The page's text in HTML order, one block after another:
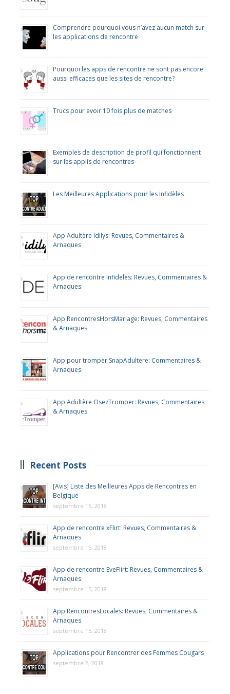
Comprendre pourquoi vous n’avez aucun match sur
les applications de rencontre
Pourquoi les apps de rencontre ne sont pas encore
aussi efficaces que les sites de rencontre?
Trucs pour avoir 10 fois plus de matches
Exemples de description de profil qui fonctionnent
sur les applis de rencontres
Les Meilleures Applications pour les Infidèles
App Adultère Idilys: Revues, Commentaires &
Arnaques
App de rencontre Infideles: Revues, Commentaires &
Arnaques
App RencontresHorsMariage: Revues, Commentaires
& Arnaques
App pour tromper SnapAdultere: Commentaires &
Arnaques
App Adultère OsezTromper: Revues, Commentaires
& Arnaques
Recent Posts
[Avis] Liste des Meilleures Apps de Rencontres en
Belgique
septembre 15, 2018
App de rencontre xFlirt: Revues, Commentaires &
Arnaques
septembre 15, 2018
App de rencontre EveFlirt: Revues, Commentaires &
Arnaques
septembre 15, 2018
App RencontresLocales: Revues, Commentaires &
Arnaques
septembre 15, 2018
Applications pour Rencontrer des Femmes Cougars
septembre 2, 2018